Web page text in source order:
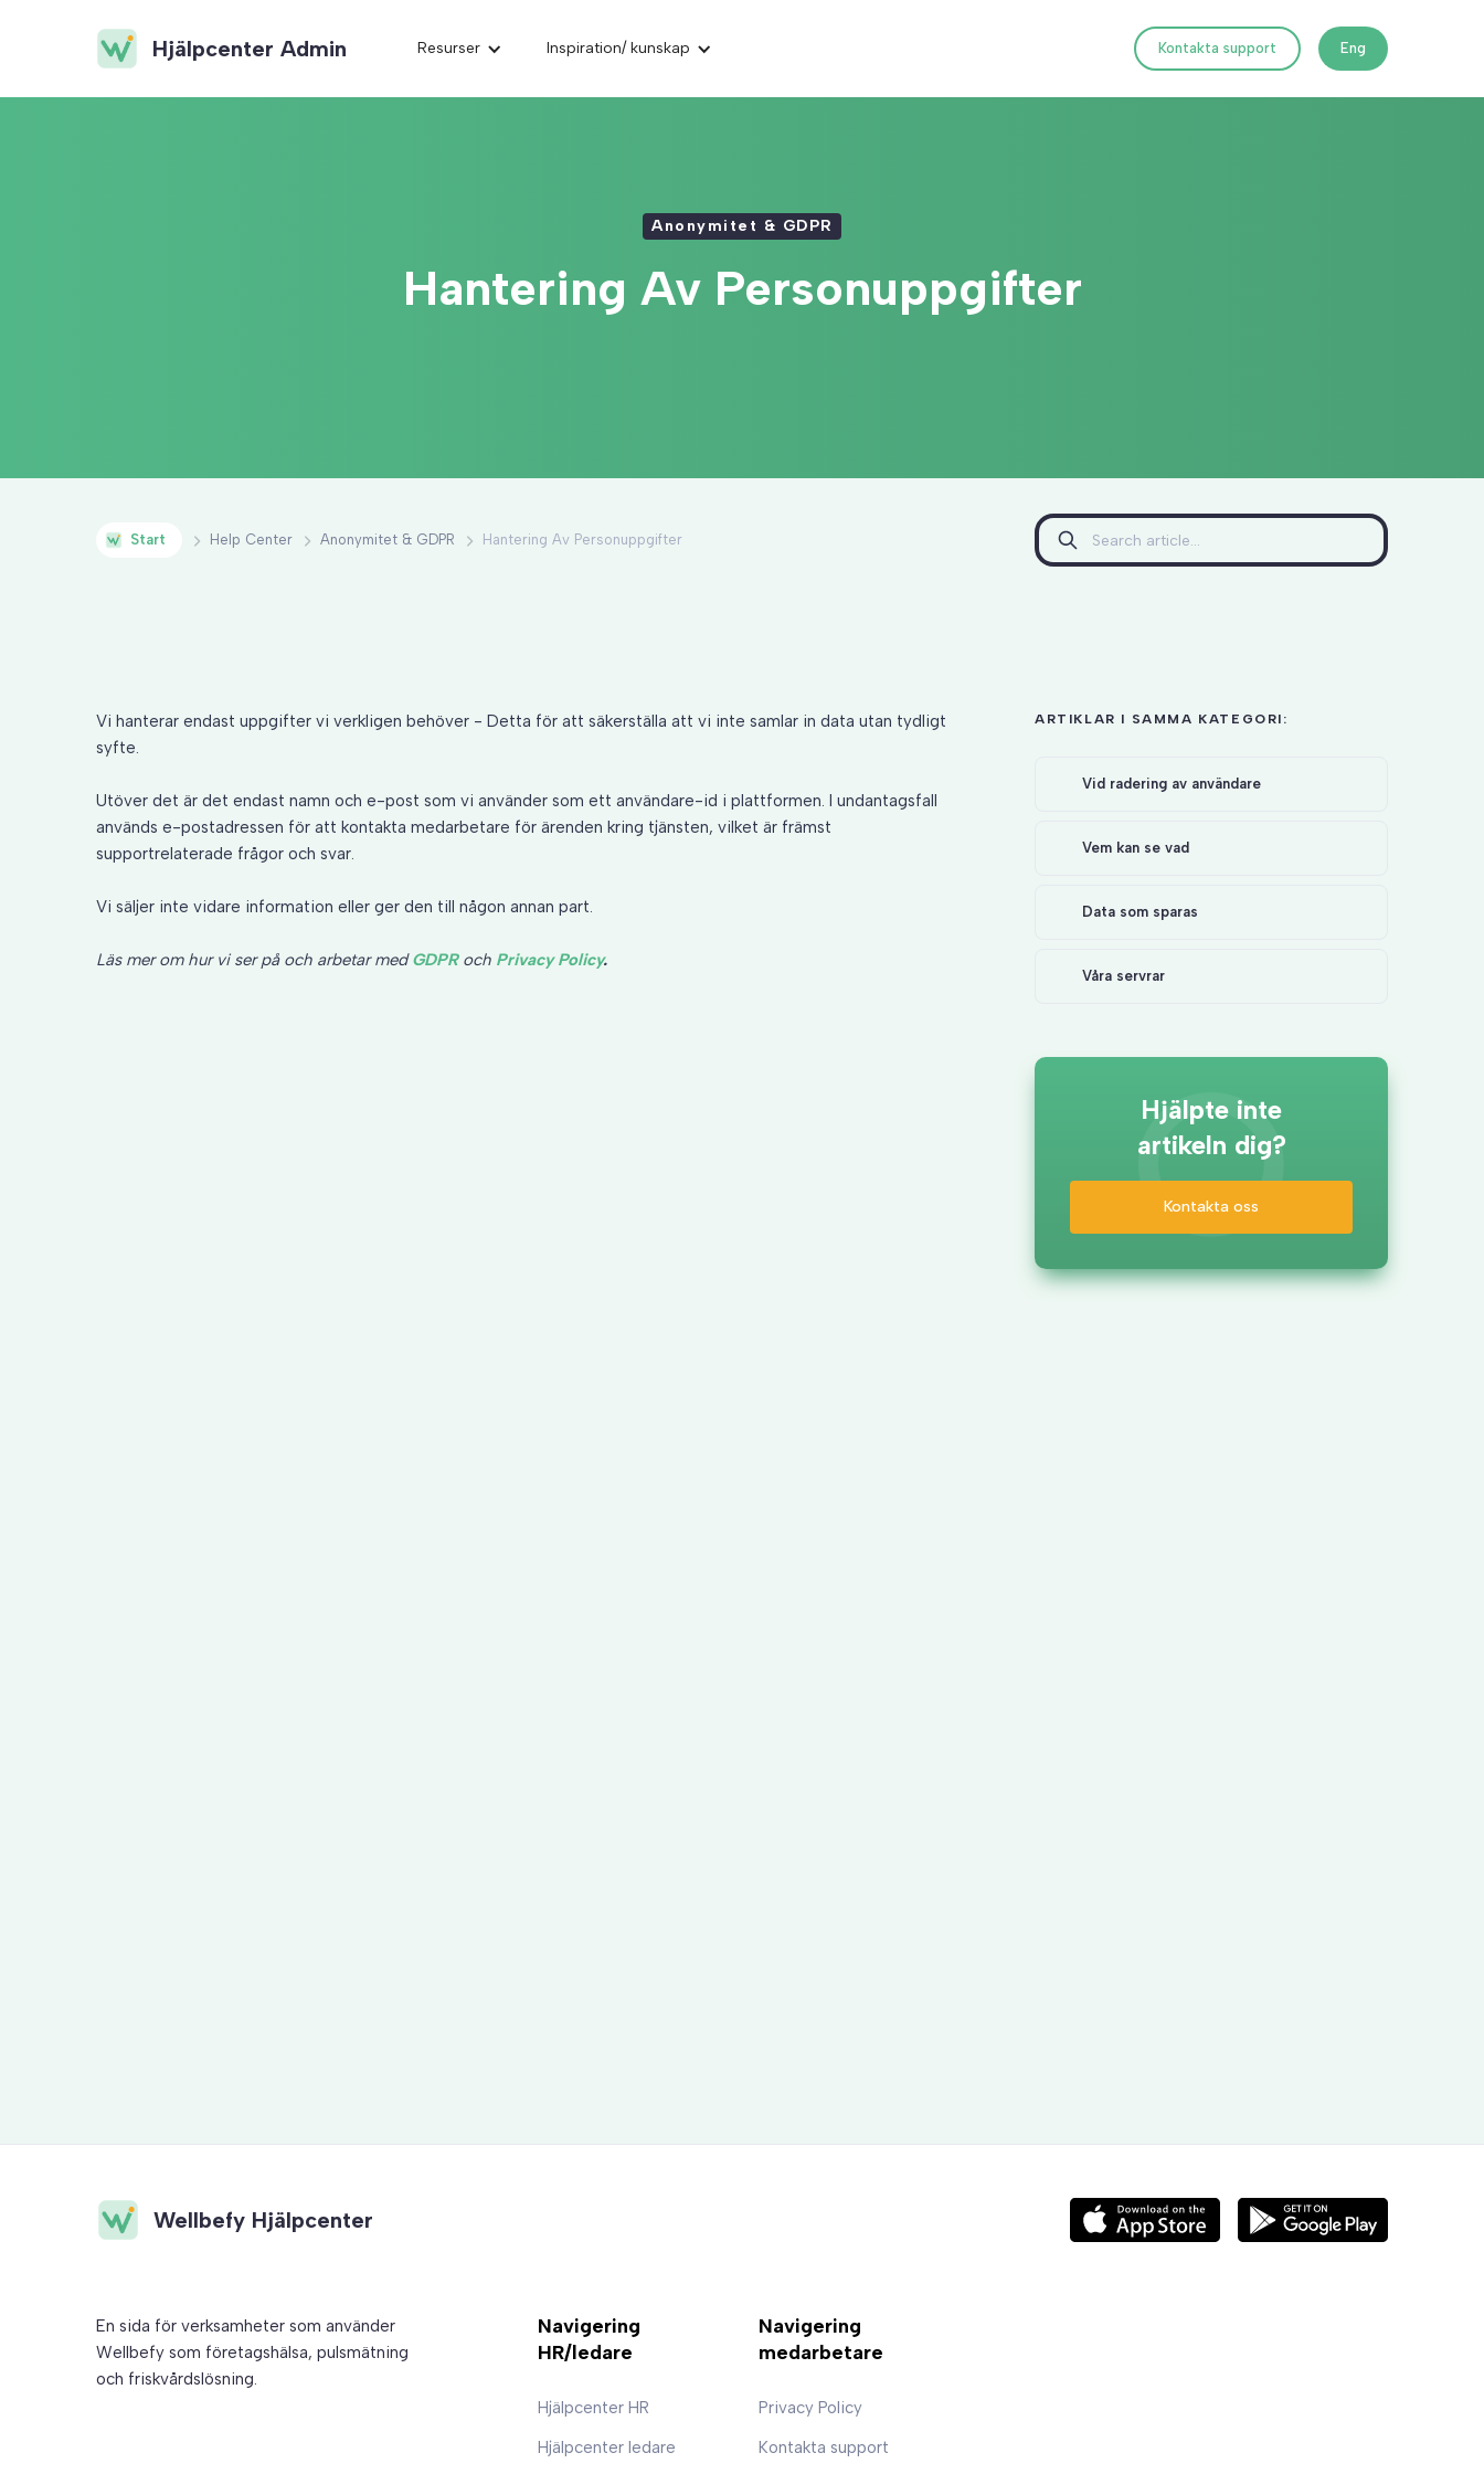
Hjälpcenter Admin Resurser Inspiration/ kunskap Kontakta support Eng
Anonymitet & GDPR
Hantering Av Personuppgifter
Start Help Center Anonymitet & GDPR Hantering Av Personuppgifter
Vi hanterar endast uppgifter vi verkligen behöver - Detta för att säkerställa att vi inte samlar in data utan tydligt
syfte.
Utöver det är det endast namn och e-post som vi använder som ett användare-id i plattformen. I undantagsfall
används e-postadressen för att kontakta medarbetare för ärenden kring tjänsten, vilket är främst
supportrelaterade frågor och svar.
Vi säljer inte vidare information eller ger den till någon annan part.
Läs mer om hur vi ser på och arbetar med GDPRoch Privacy Policy.
ARTIKLAR I SAMMA KATEGORI:
Vid radering av användare
Vem kan se vad
Data som sparas
Våra servrar
Hjälpte inte
artikeln dig?
Kontakta oss
Wellbefy Hjälpcenter
En sida för verksamheter som använder
Wellbefy som företagshälsa, pulsmätning
och friskvårdslösning.
Navigering
HR/ledare
Hjälpcenter HR
Hjälpcenter ledare
Navigering
medarbetare
Privacy Policy
Kontakta support